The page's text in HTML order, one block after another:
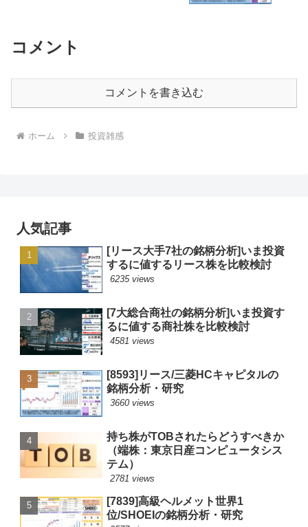
コメント
コメントを書き込む
ホーム 投資雑感
人気記事
[リース大手7社の銘柄分析]いま投資
するに値するリース株を比較検討
6235 views
[7大総合商社の銘柄分析]いま投資す
るに値する商社株を比較検討
4581 views
[8593]リース/三菱HCキャピタルの
銘柄分析・研究
3660 views
持ち株がTOBされたらどうすべきか
（端株：東京日産コンピュータシス
テム）
2781 views
[7839]高級ヘルメット世界1
位/SHOEIの銘柄分析・研究